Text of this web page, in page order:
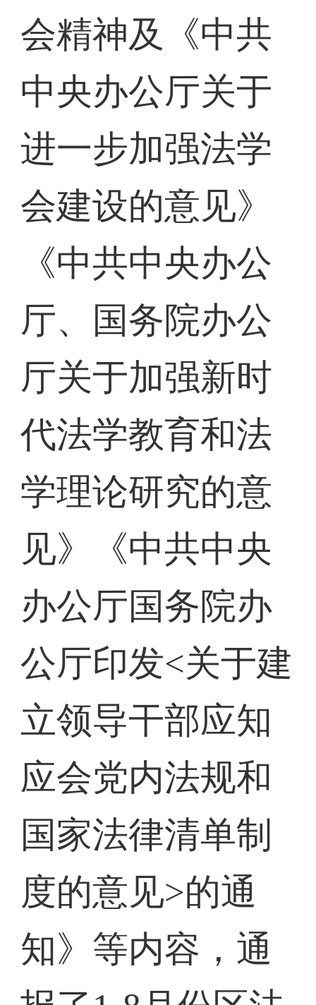
会精神及《中共
中央办公厅关于
进一步加强法学
会建设的意见》
《中共中央办公
厅、国务院办公
厅关于加强新时
代法学教育和法
学理论研究的意
见》《中共中央
办公厅国务院办
公厅印发<关于建
立领导干部应知
应会党内法规和
国家法律清单制
度的意见>的通
知》等内容，通